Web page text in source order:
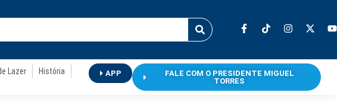
Lazer
História
APP
FALE COM O PRESIDENTE MIGUEL
TORRES